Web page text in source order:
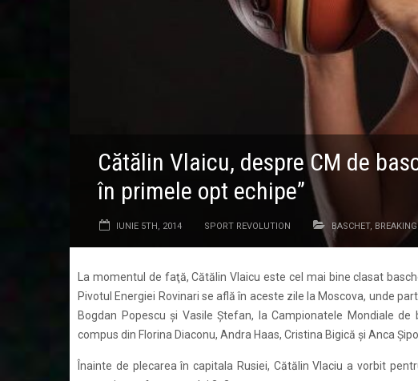
Cătălin Vlaicu, despre CM de
în primele opt echipe”
IUNIE 5TH, 2014 SPORT REVOLUTION BASCHET,
La momentul de faţă, Cătălin Vlaicu este cel mai bine clasat
Pivotul Energiei Rovinari se află în aceste zile la Moscova, unde
Bogdan Popescu şi Vasile Ştefan, la Campionatele Mondiale
compus din Florina Diaconu, Andra Haas, Cristina Bigică şi Anca
Înainte de plecarea în capitala Rusiei, Cătălin Vlaciu a vorbit